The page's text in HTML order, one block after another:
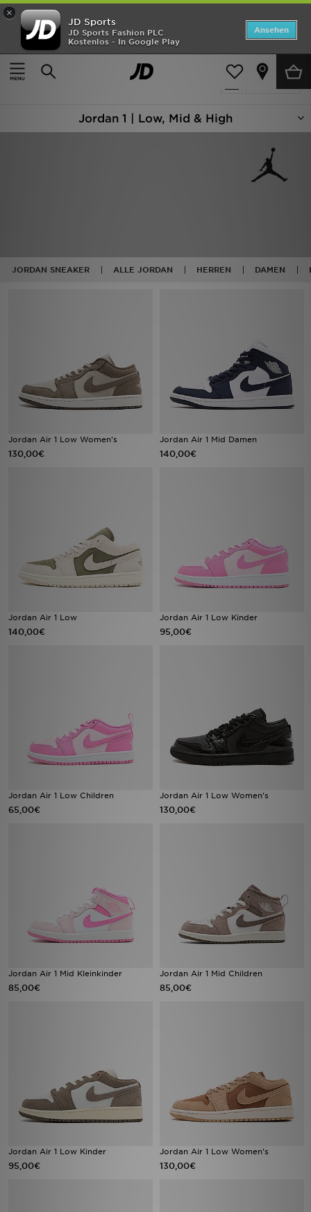
×
JD Sports
JD Sports Fashion PLC
Kostenlos - In Google Play
Ansehen
Startseite
Jordan 1
verfeinern
72 Produkte
Jordan 1 | Low, Mid & High
JORDAN SNEAKER ALLE JORDAN HERREN DAMEN
Jordan Air 1 Low Women's
130,00€
Jordan Air 1 Mid Damen
140,00€
Jordan Air 1 Low
140,00€
Jordan Air 1 Low Kinder
95,00€
Jordan Air 1 Low Children
65,00€
Jordan Air 1 Low Women's
130,00€
Jordan Air 1 Mid Kleinkinder
85,00€
Jordan Air 1 Mid Children
85,00€
Jordan Air 1 Low Kinder
95,00€
Jordan Air 1 Low Women's
130,00€
Startseite
ANGEBOTE
Lade Die APP
Geschenkkarte
Filialfinder
Bestellverfolgung
Hilfe & Kontakt